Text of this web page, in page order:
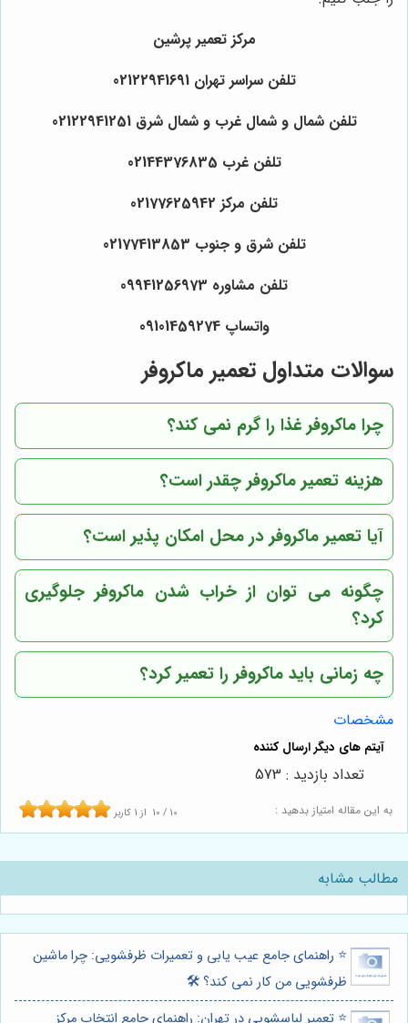
مرکز تعمیر پرشین
تلفن سراسر تهران 02122941691
تلفن شمال و شمال غرب و شمال شرق 02122941251
تلفن غرب 02144376835
تلفن مرکز 02177625942
تلفن شرق و جنوب 02177413853
تلفن مشاوره 09941256973
واتساپ 09101459274
سوالات متداول تعمیر ماکروفر
چرا ماکروفر غذا را گرم نمی کند؟
هزینه تعمیر ماکروفر چقدر است؟
آیا تعمیر ماکروفر در محل امکان پذیر است؟
چگونه می توان از خراب شدن ماکروفر جلوگیری
کرد؟
چه زمانی باید ماکروفر را تعمیر کرد؟
مشخصات
به این مقاله امتیاز بدهید : 10 / 10 از 1 کاربر
تعداد بازدید : 573
مطالب مشابه
⭐️ راهنمای جامع عیب یابی و تعمیرات ظرفشویی: چرا ماشین
ظرفشویی من کار نمی کند؟ 🛠️
⭐️ تعمیر لباسشویی در تهران: راهنمای جامع انتخاب مرکز